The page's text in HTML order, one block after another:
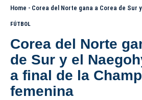
Home - Corea del Norte gana a Corea de Sur y el Naegohyang
FÚTBOL
Corea del Norte
de Sur y el
a final de la
femenina